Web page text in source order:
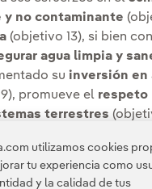
y no contaminante
(objetivo 13), si bien
agua limpia y
su inversión en
promueve el respeto
terrestres
17).
utilizamos cookies
tu experiencia como
y la calidad de tus